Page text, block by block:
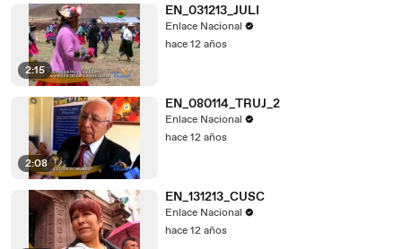
2:15
EN_031213_JULI
Enlace Nacional
hace 12 años
2:08
EN_080114_TRUJ_2
Enlace Nacional
hace 12 años
EN_131213_CUSC
Enlace Nacional
hace 12 años